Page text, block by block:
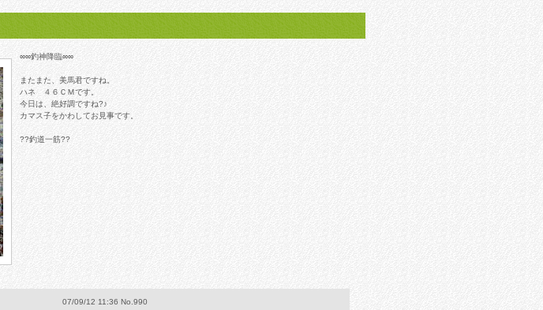
∞∞釣神降臨∞∞
またまた、美馬君ですね。
ハネ ４６ＣＭです。
今日は、絶好調ですね?♪
カマス子をかわしてお見事です。
??釣道一筋??
07/09/12 11:36 No.990